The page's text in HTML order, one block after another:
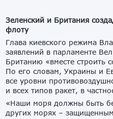
Зеленский и Британия
флоту
Глава киевского режима
заявлений в парламенте
Британию «вместе строить
По его словам, Украины и
все уровни
и всех типов ракет, в
«Наши моря должны быть
других морях –